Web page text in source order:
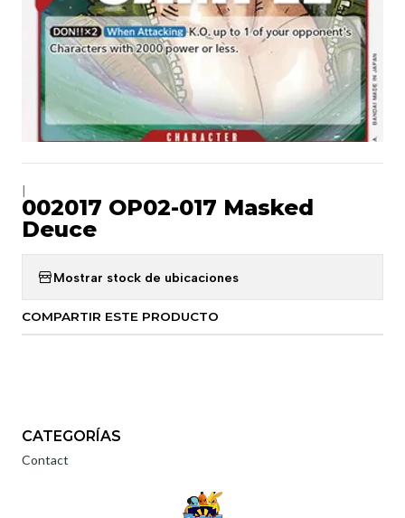
002017 OP02-017 Masked
Deuce
Mostrar stock de ubicaciones
COMPARTIR ESTE PRODUCTO
CATEGORÍAS
Contact